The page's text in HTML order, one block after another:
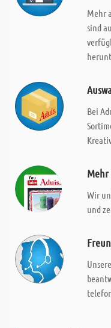
Mehr
sind
Bei
Mehr
Wir
und